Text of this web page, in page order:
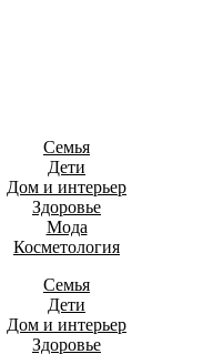
Семья
Дети
Дом и интерьер
Здоровье
Мода
Косметология
Семья
Дети
Дом и интерьер
Здоровье